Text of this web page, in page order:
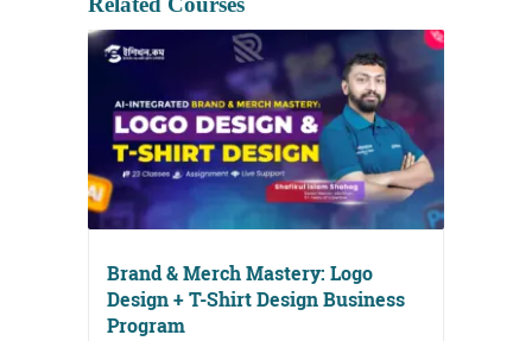
Brand & Merch Mastery: Logo
Design + T-Shirt Design Business
Program